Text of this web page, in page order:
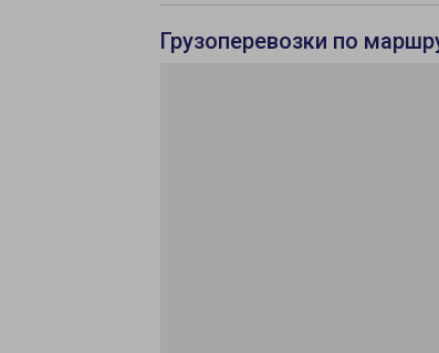
Грузоперевозки по